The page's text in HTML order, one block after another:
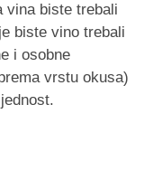
vina biste trebali
biste vino trebali
i osobne
vrstu okusa)